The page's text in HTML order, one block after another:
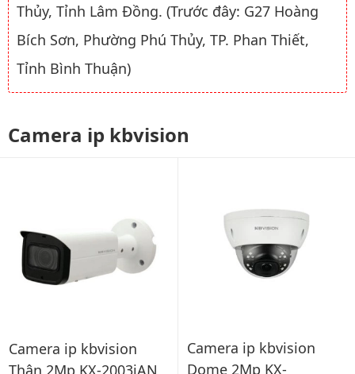
Thủy, Tỉnh Lâm Đồng. (Trước đây: G27 Hoàng
Bích Sơn, Phường Phú Thủy, TP. Phan Thiết,
Tỉnh Bình Thuận)
Camera ip kbvision
Camera ip kbvision
Thân 2Mp KX-2003iAN
Camera ip kbvision
Dome 2Mp KX-